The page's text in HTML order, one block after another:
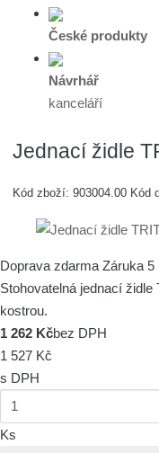
České produkty
Návrhář
kanceláří
Jednací židle
Kód zboží:903004.00 Kód
Doprava zdarma Záruka 5
Stohovatelná jednací
kostrou.
1 262 Kčbez DPH
1 527 Kč
s DPH
Ks